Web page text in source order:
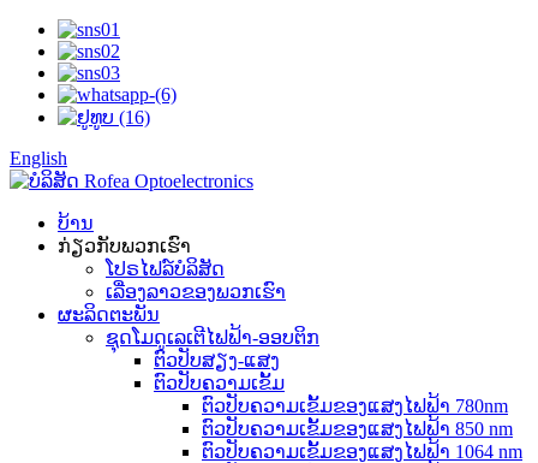
English
ບ້ານ
ກ່ຽວກັບພວກເຮົາ
ໂປຣໄຟລ໌ບໍລິສັດ
ເລື່ອງລາວຂອງພວກເຮົາ
ຜະລິດຕະພັນ
ຊຸດໂມດູເລເຕີໄຟຟ້າ-ອອບຕິກ
ຕົວປັບສຽງ-ແສງ
ຕົວປັບຄວາມເຂັ້ມ
ຕົວປັບຄວາມເຂັ້ມຂອງແສງໄຟຟ້າ 780nm
ຕົວປັບຄວາມເຂັ້ມຂອງແສງໄຟຟ້າ 850 nm
ຕົວປັບຄວາມເຂັ້ມຂອງແສງໄຟຟ້າ 1064 nm